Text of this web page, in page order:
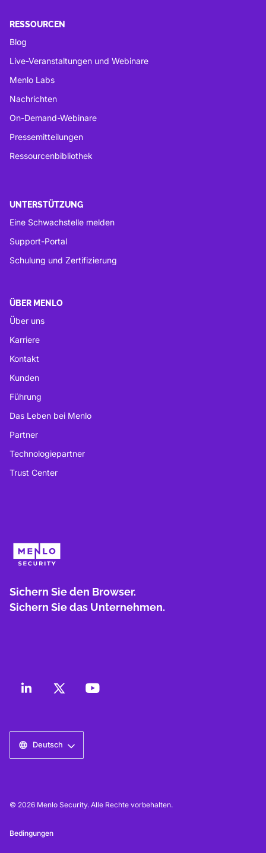
RESSOURCEN
Blog
Live-Veranstaltungen und Webinare
Menlo Labs
Nachrichten
On-Demand-Webinare
Pressemitteilungen
Ressourcenbibliothek
UNTERSTÜTZUNG
Eine Schwachstelle melden
Support-Portal
Schulung und Zertifizierung
ÜBER MENLO
Über uns
Karriere
Kontakt
Kunden
Führung
Das Leben bei Menlo
Partner
Technologiepartner
Trust Center
Sichern Sie den Browser.
Sichern Sie das Unternehmen.
Deutsch
© 2026 Menlo Security. Alle Rechte vorbehalten.
Bedingungen